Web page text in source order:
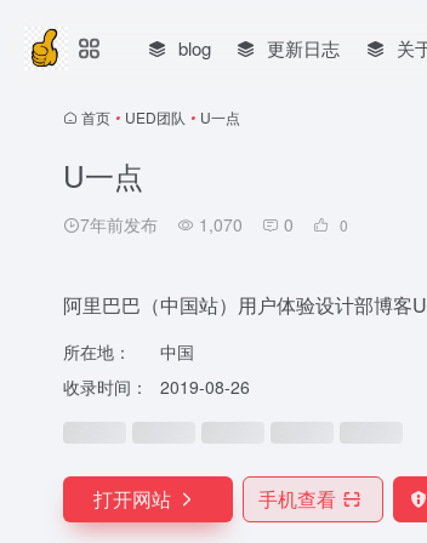
blog 更新日志 关
首页 • UED团队 • U一点
U一点
7年前发布 1,070 0 0
阿里巴巴（中国站）用户体验设计部博客
所在地：
中国
收录时间：
2019-08-26
打开网站 手机查看